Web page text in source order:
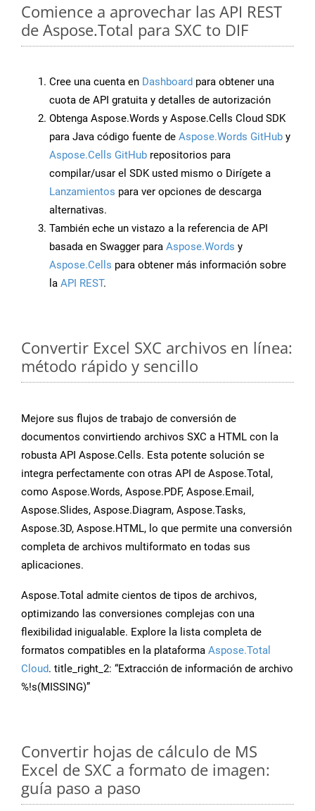
Comience a aprovechar las API REST
de Aspose.Total para SXC to DIF
Cree una cuenta en Dashboard para obtener una
cuota de API gratuita y detalles de autorización
Obtenga Aspose.Words y Aspose.Cells Cloud SDK
para Java código fuente de Aspose.Words GitHub y
Aspose.Cells GitHub repositorios para
compilar/usar el SDK usted mismo o Dirígete a
Lanzamientos para ver opciones de descarga
alternativas.
También eche un vistazo a la referencia de API
basada en Swagger para Aspose.Words y
Aspose.Cells para obtener más información sobre
la API REST.
Convertir Excel SXC archivos en línea:
método rápido y sencillo
Mejore sus flujos de trabajo de conversión de
documentos convirtiendo archivos SXC a HTML con la
robusta API Aspose.Cells. Esta potente solución se
integra perfectamente con otras API de Aspose.Total,
como Aspose.Words, Aspose.PDF, Aspose.Email,
Aspose.Slides, Aspose.Diagram, Aspose.Tasks,
Aspose.3D, Aspose.HTML, lo que permite una conversión
completa de archivos multiformato en todas sus
aplicaciones.
Aspose.Total admite cientos de tipos de archivos,
optimizando las conversiones complejas con una
flexibilidad inigualable. Explore la lista completa de
formatos compatibles en la plataforma Aspose.Total
Cloud. title_right_2: “Extracción de información de archivo
%!s(MISSING)”
Convertir hojas de cálculo de MS
Excel de SXC a formato de imagen:
guía paso a paso